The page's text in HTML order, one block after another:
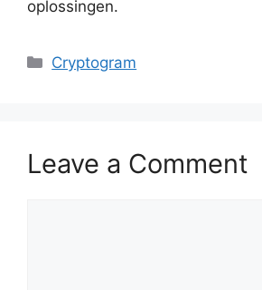
oplossingen.
Categories
Cryptogram
Leave a Comment